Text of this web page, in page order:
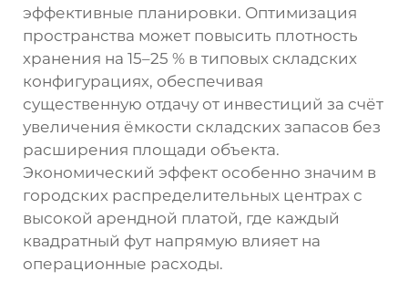
эффективные планировки. Оптимизация
пространства может повысить плотность
хранения на 15–25 % в типовых складских
конфигурациях, обеспечивая
существенную отдачу от инвестиций за счёт
увеличения ёмкости складских запасов без
расширения площади объекта.
Экономический эффект особенно значим в
городских распределительных центрах с
высокой арендной платой, где каждый
квадратный фут напрямую влияет на
операционные расходы.